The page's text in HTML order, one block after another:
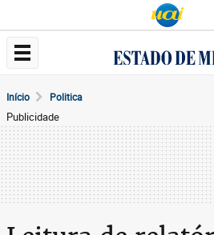
Início Politica
Publicidade